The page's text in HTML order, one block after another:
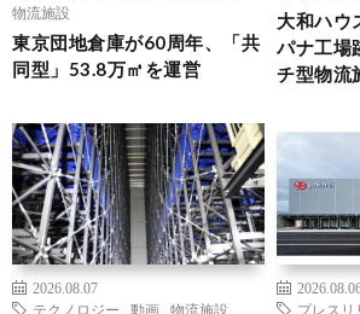
物流施設
東京団地倉庫が60周年、「共
同型」53.8万㎡を運営
大和ハウ
パナ工場
チ型物流
2026.08.07
テクノロジー
動画 物流施設
プレスリ